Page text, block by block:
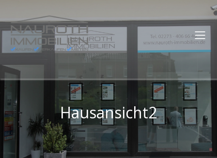
Hausansicht2